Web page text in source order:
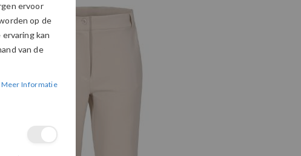
ervoor
op de
kan
van de
Meer Informatie